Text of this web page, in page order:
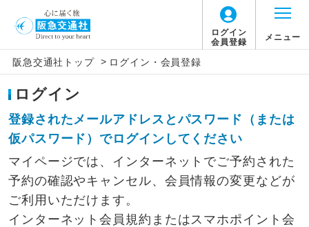
ログイン
会員登録
メニュー
阪急交通社トップ > ログイン・会員登録
ログイン
登録されたメールアドレスとパスワード（または
仮パスワード）でログインしてください
マイページでは、インターネットでご予約された
予約の確認やキャンセル、会員情報の変更などが
ご利用いただけます。
インターネット会員規約またはスマホポイント会